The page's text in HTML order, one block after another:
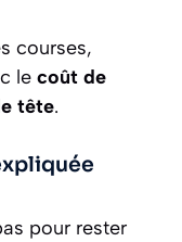
courses,
le coût de
tête.
pour rester